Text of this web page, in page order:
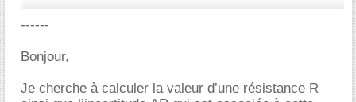
------
Bonjour,
Je cherche à calculer la valeur d’une résistance R